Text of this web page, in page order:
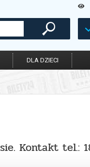
DLA DZIECI
Kontakt tel.: